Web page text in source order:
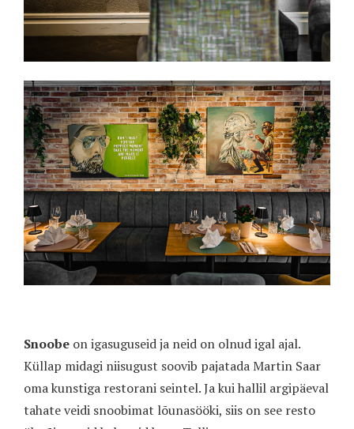
Snoobe on igasuguseid ja neid on olnud igal ajal.
Küllap midagi niisugust soovib pajatada Martin Saar
oma kunstiga restorani seintel. Ja kui hallil argipäeval
tahate veidi snoobimat lõunasööki, siis on see resto